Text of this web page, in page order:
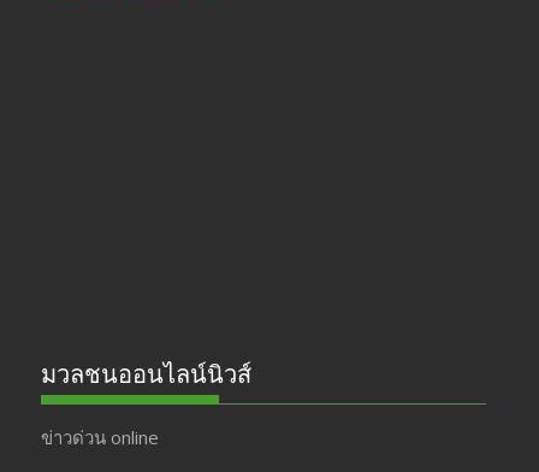
มวลชนออนไลน์นิวส์
ข่าวด่วน online